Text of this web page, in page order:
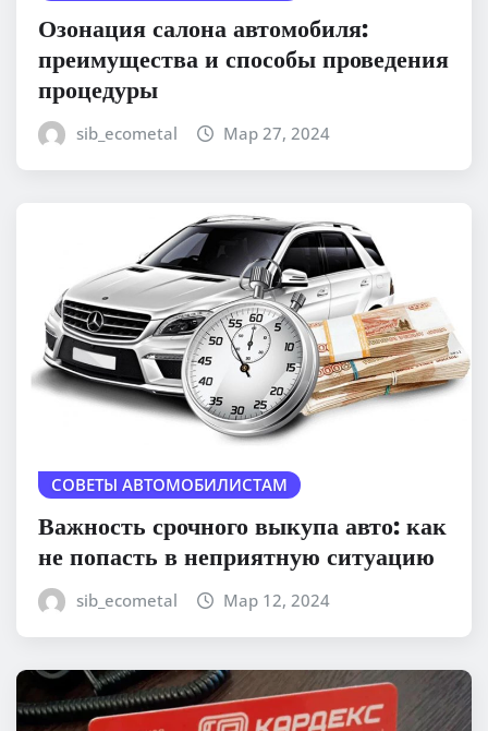
Озонация салона автомобиля:
преимущества и способы проведения
процедуры
sib_ecometal Мар 27, 2024
СОВЕТЫ АВТОМОБИЛИСТАМ
Важность срочного выкупа авто: как
не попасть в неприятную ситуацию
sib_ecometal Мар 12, 2024